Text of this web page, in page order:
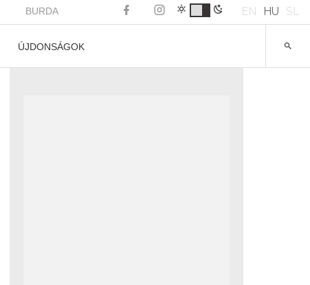
BURDA EN HU SL
ÚJDONSÁGOK